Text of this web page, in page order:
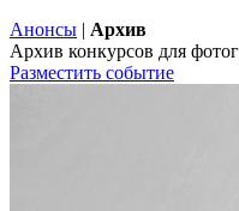
Анонсы | Архив
Архив конкурсов для
Разместить событие